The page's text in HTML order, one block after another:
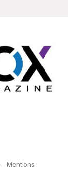
- Mentions